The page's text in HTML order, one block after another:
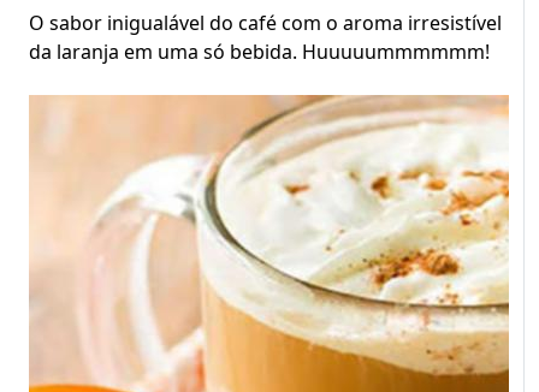
O sabor inigualável do café com o aroma irresistível
da laranja em uma só bebida. Huuuuummmmmm!